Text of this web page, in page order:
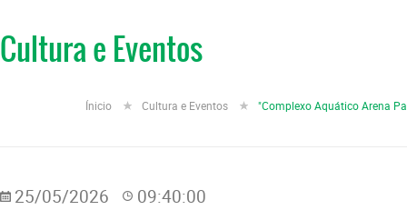
Cultura e Eventos
Ínicio Cultura e Eventos "Complexo Aquático Arena
25/05/2026 09:40:00